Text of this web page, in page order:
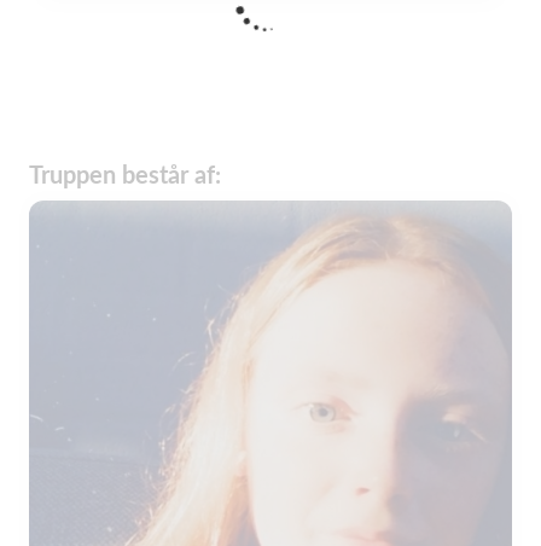
Truppen består af: